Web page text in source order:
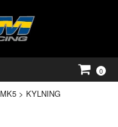
0
> KYLNING